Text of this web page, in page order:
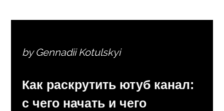
by Gennadii Kotulskyi
Как раскрутить ютуб канал:
с чего начать и чего